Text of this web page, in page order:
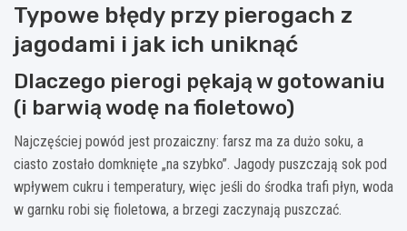
Typowe błędy przy pierogach z
jagodami i jak ich uniknąć
Dlaczego pierogi pękają w gotowaniu
(i barwią wodę na fioletowo)
Najczęściej powód jest prozaiczny: farsz ma za dużo soku, a
ciasto zostało domknięte „na szybko”. Jagody puszczają sok pod
wpływem cukru i temperatury, więc jeśli do środka trafi płyn, woda
w garnku robi się fioletowa, a brzegi zaczynają puszczać.